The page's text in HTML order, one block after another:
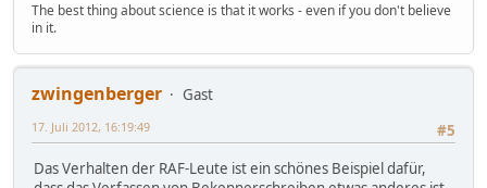
The best thing about science is that it works - even if you don't believe
in it.
zwingenberger
Gast
#5
17. Juli 2012, 16:19:49
Das Verhalten der RAF-Leute ist ein schönes Beispiel dafür,